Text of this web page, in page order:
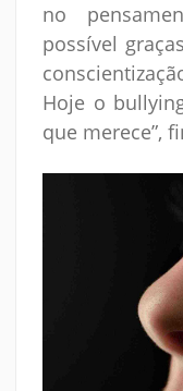
no
possível
Hoje o
que merece”,